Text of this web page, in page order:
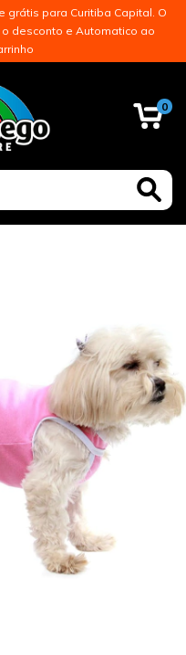
grátis para Curitiba Capital. O
o desconto e Automatico ao
0